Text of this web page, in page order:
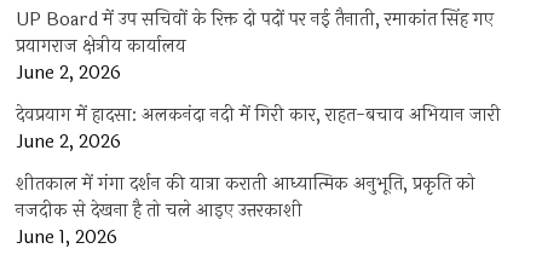
UP Board में उप सचिवों के रिक्त दो पदों पर नई तैनाती, रमाकांत सिंह गए
प्रयागराज क्षेत्रीय कार्यालय
June 2, 2026
देवप्रयाग में हादसा: अलकनंदा नदी में गिरी कार, राहत-बचाव अभियान जारी
June 2, 2026
शीतकाल में गंगा दर्शन की यात्रा कराती आध्यात्मिक अनुभूति, प्रकृति को
नजदीक से देखना है तो चले आइए उत्तरकाशी
June 1, 2026